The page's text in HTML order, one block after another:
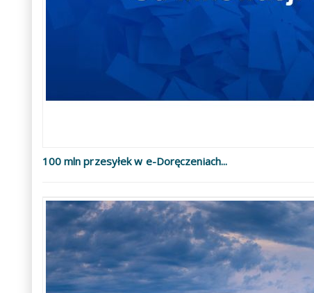
100 mln przesyłek w e-Doręczeniach...